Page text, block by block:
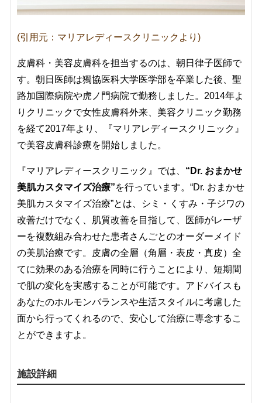
(引用元：マリアレディースクリニックより)
皮膚科・美容皮膚科を担当するのは、朝日律子医師で
す。朝日医師は獨協医科大学医学部を卒業した後、 聖
路加国際病院や虎ノ門病院で勤務しました。2014年よ
りクリニックで女性皮膚科外来、美容クリニック勤務
を経て2017年より、『マリアレディースクリニック』
で美容皮膚科診療を開始しました。
『マリアレディースクリニック』では、 “Dr. おまかせ
美肌カスタマイズ治療”を行っています。“Dr. おまかせ
美肌カスタマイズ治療”とは、シミ・くすみ・子ジワの
改善だけでなく、肌質改善を目指して、医師がレーザ
ーを複数組み合わせた患者さんごとのオーダーメイド
の美肌治療です。皮膚の全層（角層・表皮・真皮）全
てに効果のある治療を同時に行うことにより、短期間
で肌の変化を実感することが可能です。アドバイスも
あなたのホルモンバランスや生活スタイルに考慮した
面から行ってくれるので、安心して治療に専念するこ
とができますよ。
施設詳細